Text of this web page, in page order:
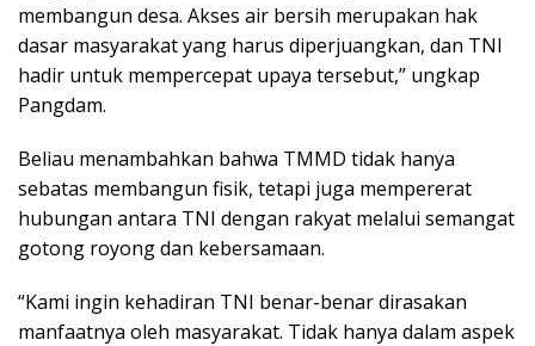
membangun desa. Akses air bersih merupakan hak
dasar masyarakat yang harus diperjuangkan, dan TNI
hadir untuk mempercepat upaya tersebut,” ungkap
Pangdam.
Beliau menambahkan bahwa TMMD tidak hanya
sebatas membangun fisik, tetapi juga mempererat
hubungan antara TNI dengan rakyat melalui semangat
gotong royong dan kebersamaan.
“Kami ingin kehadiran TNI benar-benar dirasakan
manfaatnya oleh masyarakat. Tidak hanya dalam aspek